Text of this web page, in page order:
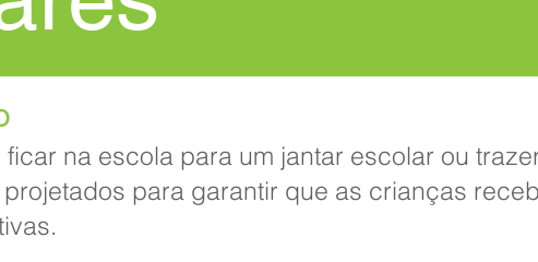
na escola para um jantar escolar ou
para garantir que as crianças